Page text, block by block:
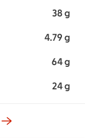
38 g
4.79 g
64 g
24 g